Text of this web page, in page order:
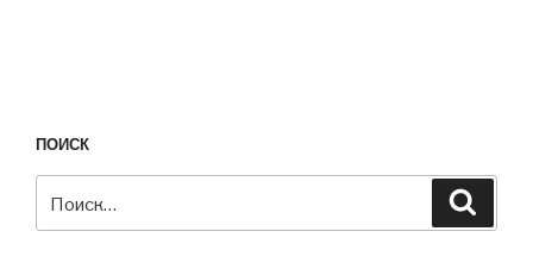
ПОИСК